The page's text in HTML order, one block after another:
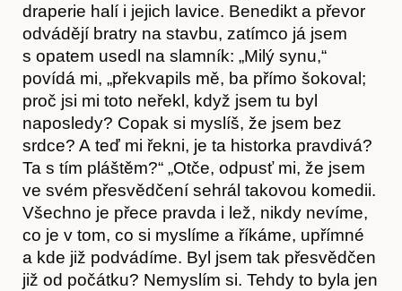
draperie halí i jejich lavice. Benedikt a převor
odvádějí bratry na stavbu, zatímco já jsem
s opatem usedl na slamník: „Milý synu,“
povídá mi, „překvapils mě, ba přímo šokoval;
proč jsi mi toto neřekl, když jsem tu byl
naposledy? Copak si myslíš, že jsem bez
srdce? A teď mi řekni, je ta historka pravdivá?
Ta s tím pláštěm?“ „Otče, odpusť mi, že jsem
ve svém přesvědčení sehrál takovou komedii.
Všechno je přece pravda i lež, nikdy nevíme,
co je v tom, co si myslíme a říkáme, upřímné
a kde již podvádíme. Byl jsem tak přesvědčen
již od počátku? Nemyslím si. Tehdy to byla jen